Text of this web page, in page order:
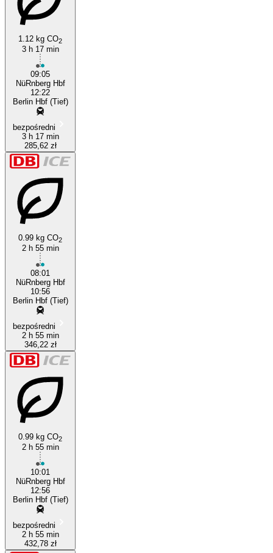
1.12 kg CO2
3 h 17 min
09:05
NüRnberg Hbf
12:22
Berlin Hbf (Tief)
bezpośredni
3 h 17 min
285,62 zł
0.99 kg CO2
2 h 55 min
08:01
NüRnberg Hbf
10:56
Berlin Hbf (Tief)
bezpośredni
2 h 55 min
346,22 zł
0.99 kg CO2
2 h 55 min
10:01
NüRnberg Hbf
12:56
Berlin Hbf (Tief)
bezpośredni
2 h 55 min
432,78 zł